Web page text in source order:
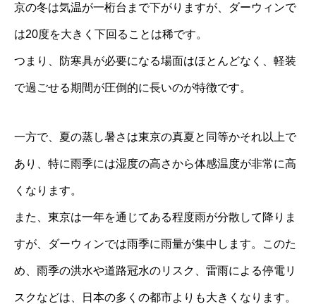
京の冬は気温が一桁台まで下がりますが、ダーウィンで
は20度を大きく下回ることは稀です。
つまり、防寒具が必要になる場面はほとんどなく、軽装
で過ごせる期間が圧倒的に長いのが特徴です。
一方で、夏の蒸し暑さは東京の真夏と同等かそれ以上で
あり、特に雨季には湿度の高さから体感温度が非常に高
くなります。
また、東京は一年を通じてある程度雨が分散して降りま
すが、ダーウィンでは雨季に雨量が集中します。このた
め、雨季の洪水や道路冠水のリスク、雷雨による停電リ
スクなどは、日本の多くの都市よりも大きくなります。